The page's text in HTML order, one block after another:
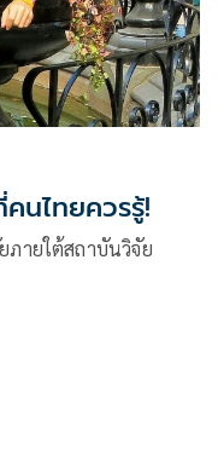
นไทยควรรู้!
ายใต้สถาบันวิจัย